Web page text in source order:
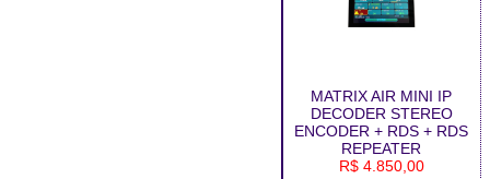
MATRIX AIR MINI IP
DECODER STEREO
ENCODER + RDS + RDS
REPEATER
R$ 4.850,00